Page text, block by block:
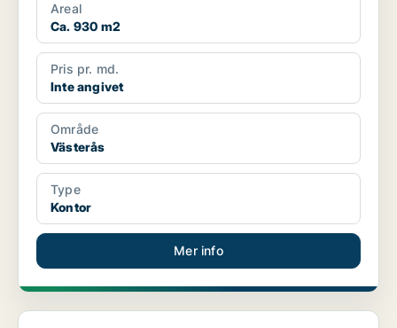
Areal
Ca. 930 m2
Pris pr. md.
Inte angivet
Område
Västerås
Type
Kontor
Mer info
Kontor i Västerås